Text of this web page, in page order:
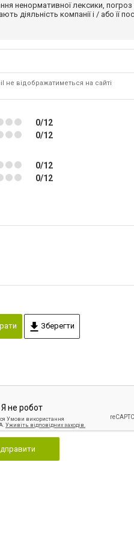
ненормативної лексики,
діяльність компанії і / або її
не відображатиметься на сайті
0/12
0/12
0/12
0/12
Зберегти